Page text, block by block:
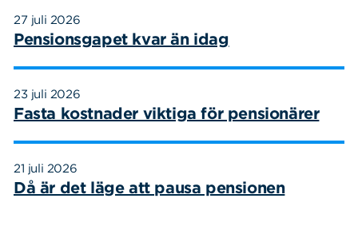
27 juli 2026
Pensionsgapet kvar än idag
23 juli 2026
Fasta kostnader viktiga för pensionärer
21 juli 2026
Då är det läge att pausa pensionen